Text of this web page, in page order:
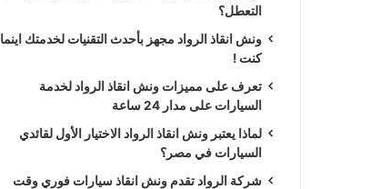
التعطل؟
ونش انقاذ الرواد مجهز بأحدث التقنيات لخدمتك اينما
كنت !
تعرف على مميزات ونش انقاذ الرواد لخدمة
السيارات على مدار 24 ساعة
لماذا يعتبر ونش انقاذ الرواد الاختيار الأول لقائدي
السيارات في مصر؟
شركة الرواد تقدم ونش انقاذ سيارات فوري وقت